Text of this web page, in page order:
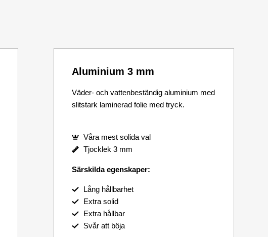
Aluminium 3 mm
Väder- och vattenbeständig aluminium med
slitstark laminerad folie med tryck.
Våra mest solida val
Tjocklek 3 mm
Särskilda egenskaper:
Lång hållbarhet
Extra solid
Extra hållbar
Svår att böja